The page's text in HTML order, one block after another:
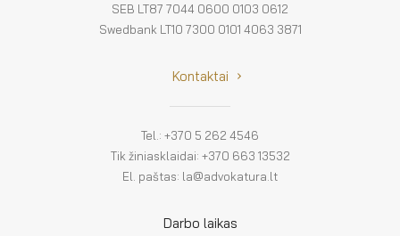
SEB LT87 7044 0600 0103 0612
Swedbank LT10 7300 0101 4063 3871
Kontaktai
Tel.: +370 5 262 4546
Tik žiniasklaidai: +370 663 13532
El. paštas: la@advokatura.lt
Darbo laikas